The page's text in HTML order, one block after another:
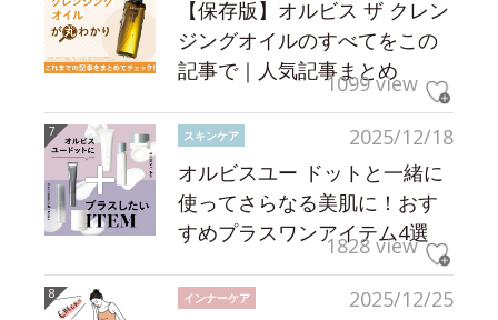
【保存版】オルビス ザ クレン
ジングオイルのすべてをこの
記事で｜人気記事まとめ
1099 view
2025/12/18
スキンケア
オルビスユー ドットと一緒に
使ってさらなる美肌に！おす
すめプラスワンアイテム4選
1828 view
2025/12/25
インナーケア